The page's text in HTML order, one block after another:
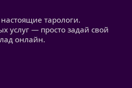
тарологи.
услуг — просто задай свой
онлайн.